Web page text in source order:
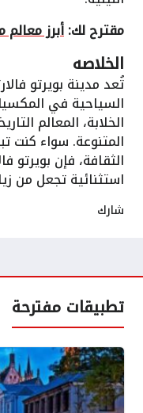
مقترح لك:أبرز
الخلاصه
تُعد مدينة بويرتو
السياحية في
الخلابة، المعالم
المتنوعة. سواء كنت
الثقافة، فإن بويرتو
استثنائية تجعل من
شارك
تطبيقات مفترحة